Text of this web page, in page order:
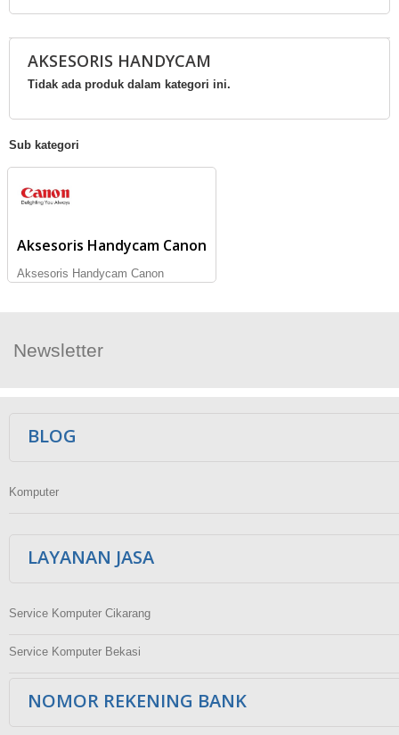
AKSESORIS HANDYCAM
Tidak ada produk dalam kategori ini.
Sub kategori
Aksesoris Handycam Canon
Aksesoris Handycam Canon
Newsletter
BLOG
Komputer
LAYANAN JASA
Service Komputer Cikarang
Service Komputer Bekasi
NOMOR REKENING BANK